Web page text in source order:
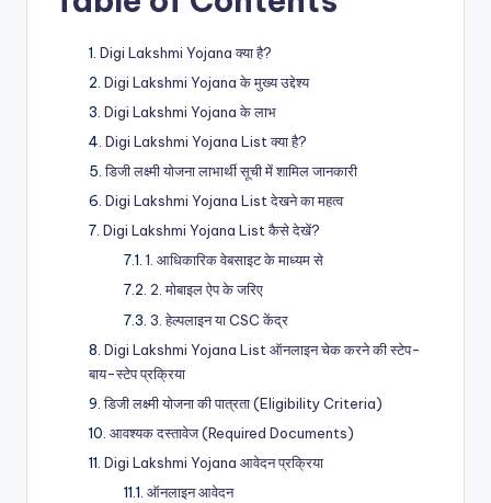
Digi Lakshmi Yojana क्या है?
Digi Lakshmi Yojana के मुख्य उद्देश्य
Digi Lakshmi Yojana के लाभ
Digi Lakshmi Yojana List क्या है?
डिजी लक्ष्मी योजना लाभार्थी सूची में शामिल जानकारी
Digi Lakshmi Yojana List देखने का महत्व
Digi Lakshmi Yojana List कैसे देखें?
1. आधिकारिक वेबसाइट के माध्यम से
2. मोबाइल ऐप के जरिए
3. हेल्पलाइन या CSC केंद्र
Digi Lakshmi Yojana List ऑनलाइन चेक करने की स्टेप-
बाय-स्टेप प्रक्रिया
डिजी लक्ष्मी योजना की पात्रता (Eligibility Criteria)
आवश्यक दस्तावेज (Required Documents)
Digi Lakshmi Yojana आवेदन प्रक्रिया
ऑनलाइन आवेदन